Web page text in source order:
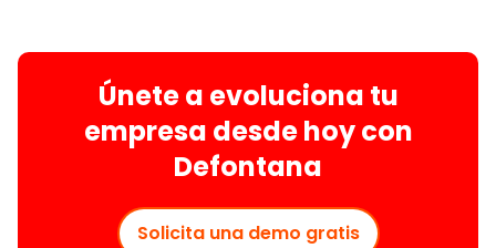
Únete a evoluciona tu
empresa desde hoy con
Defontana
Solicita una demo gratis